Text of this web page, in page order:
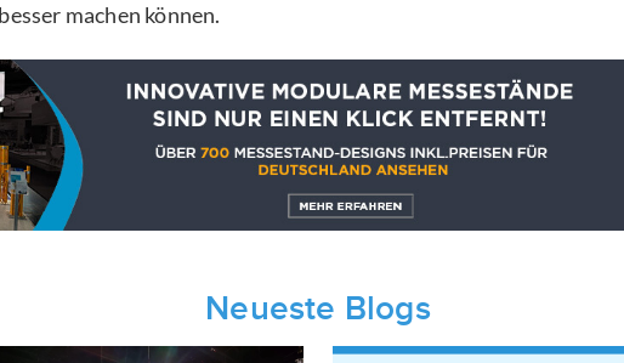
machen können.
Neueste Blogs